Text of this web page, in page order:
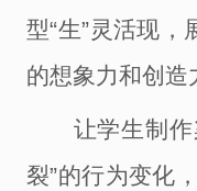
型“生”灵活现
的想象力和创造
让学生制
裂”的行为变化